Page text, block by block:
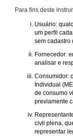
Para fins deste
Usuário:
um perfil
sem cadastro
Fornecedor:
analisar e
Consumidor:
Individual
de consumo
previamente
civil plena,
representar